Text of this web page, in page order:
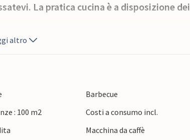
La pratica cucina è a disposizione dei
ai margini del fiume la Calonne.
i pomeriggi di sole e le suggestive
per grandi e piccini e per i vostri amati
sono a breve distanza in auto.
altro
Barbecue
: 100 m2
Costi a consumo incl.
Macchina da caffè